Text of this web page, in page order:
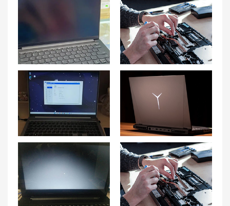
联想小新Pro16笔记本无法开机怎么办？ 长沙联想笔记本售后维修点地址查询-长沙联想Lenovo售后电话
联想小新Pro16笔记本鼠标指针移动不稳怎么办？ 联想拯救者 Y9000P笔记本网络连接问题解决方法